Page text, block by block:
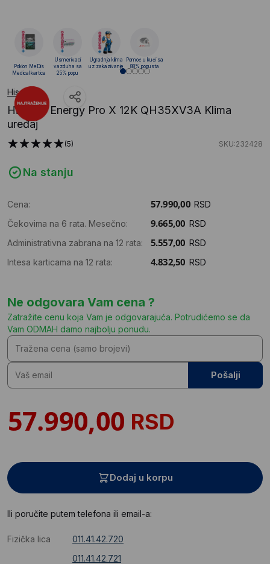
Hisense
Hisense Energy Pro X 12K QH35XV3A Klima
uređaj
(5) SKU:232428
Na stanju
Cena:
RSD
Čekovima na 6 rata. Mesečno:
RSD
Administrativna zabrana na 12 rata:
RSD
Intesa karticama na 12 rata:
RSD
Ne odgovara Vam cena ?
Zatražite cenu koja Vam je odgovarajuća. Potrudićemo se da
Vam ODMAH damo najbolju ponudu.
Pošalji
RSD
Dodaj u korpu
Ili poručite putem telefona ili email-a:
Fizička lica
011.41.42.720
011.41.42.721
Poklon MeDis
Medical kartica
Usmerivaci
vazduha sa
25% popu
Ugradnja klima
uz zakazivanje
Pomoć u kući sa
88% popusta